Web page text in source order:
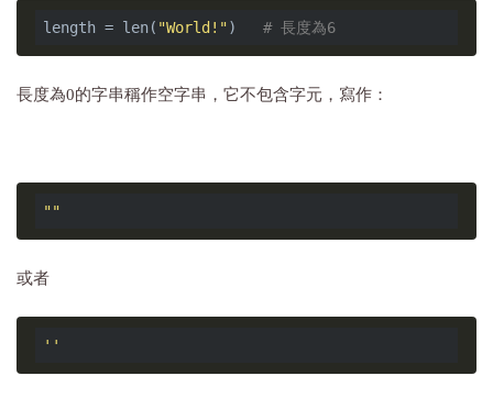
length = len( "World!") # 長度為6
長度為0的字串稱作空字串，它不包含字元，寫作：
""
或者
''